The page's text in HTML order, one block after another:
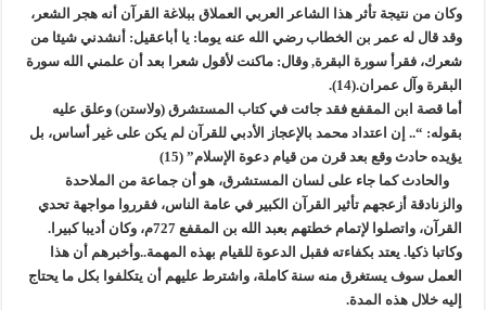
وكان من نتيجة تأثر هذا الشاعر العربي العملاق ببلاغة القرآن أنه هجر الشعر،
وقد قال له عمر بن الخطاب رضي الله عنه يوما: يا أباعقيل: أنشدني شيئا من
شعرك، فقرأ سورة البقرة, وقال: ماكنت لأقول شعرا بعد أن علمني الله سورة
البقرة وآل عمران.(14).
أما قصة ابن المقفع فقد جائت في كتاب المستشرق (ولاستن) وعلق عليه
بقوله: “.. إن اعتداد محمد بالإعجاز الأدبي للقرآن لم يكن على غير أساس، بل
يؤيده حادث وقع بعد قرن من قيام دعوة الإسلام” (15)
والحادث كما جاء على لسان المستشرق، هو أن جماعة من الملاحدة
والزنادقة أزعجهم تأثير القرآن الكبير في عامة الناس، فقرروا مواجهة تحدي
القرآن، واتصلوا لإتمام خطتهم بعبد الله بن المقفع 727م، وكان أديبا كبيرا.
وكاتبا ذكيا. يعتد بكفاءته فقبل الدعوة للقيام بهذه المهمة..وأخبرهم أن هذا
العمل سوف يستغرق منه سنة كاملة، واشترط عليهم أن يتكلفوا بكل ما يحتاج
إليه خلال هذه المدة.